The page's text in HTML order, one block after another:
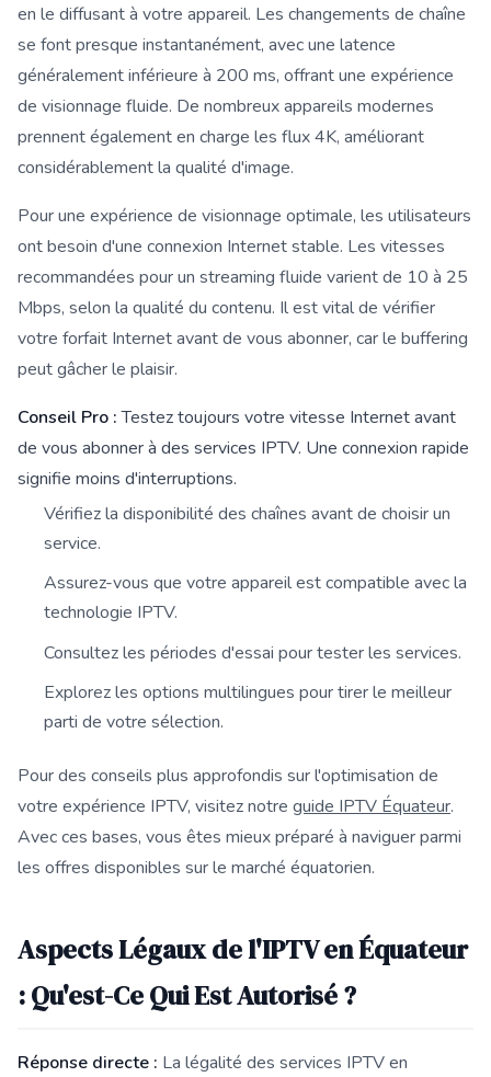
en le diffusant à votre appareil. Les changements de chaîne
se font presque instantanément, avec une latence
généralement inférieure à 200 ms, offrant une expérience
de visionnage fluide. De nombreux appareils modernes
prennent également en charge les flux 4K, améliorant
considérablement la qualité d'image.
Pour une expérience de visionnage optimale, les utilisateurs
ont besoin d'une connexion Internet stable. Les vitesses
recommandées pour un streaming fluide varient de 10 à 25
Mbps, selon la qualité du contenu. Il est vital de vérifier
votre forfait Internet avant de vous abonner, car le buffering
peut gâcher le plaisir.
Conseil Pro :Testez toujours votre vitesse Internet avant
de vous abonner à des services IPTV. Une connexion rapide
signifie moins d'interruptions.
Vérifiez la disponibilité des chaînes avant de choisir un
service.
Assurez-vous que votre appareil est compatible avec la
technologie IPTV.
Consultez les périodes d'essai pour tester les services.
Explorez les options multilingues pour tirer le meilleur
parti de votre sélection.
Pour des conseils plus approfondis sur l'optimisation de
votre expérience IPTV, visitez notre guide IPTV Équateur.
Avec ces bases, vous êtes mieux préparé à naviguer parmi
les offres disponibles sur le marché équatorien.
Aspects Légaux de l'IPTV en Équateur
: Qu'est-Ce Qui Est Autorisé ?
Réponse directe : La légalité des services IPTV en